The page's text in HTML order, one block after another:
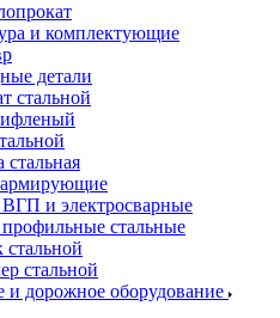
и комплектующие
детали
стальной
стальная
и электросварные
стальные
стальной
стальной
и дорожное оборудование